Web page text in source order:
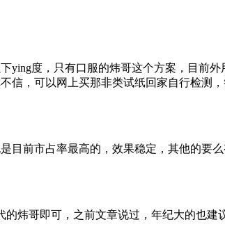
ying度，只有口服的炜哥这个方案，目前
信，可以网上买那非类试纸回家自行检测
前市占率最高的，效果稳定，其他的要么
炜哥即可，之前文章说过，年纪大的也建